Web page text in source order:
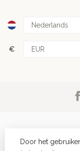
€
Door het